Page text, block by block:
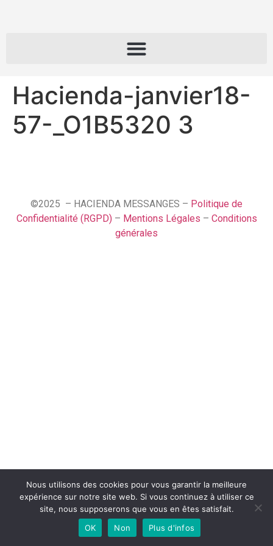
Hacienda-janvier18-
57-_O1B5320 3
©2025 – HACIENDA MESSANGES – Politique de
Confidentialité (RGPD)– Mentions Légales – Conditions
générales
Français
English (UK)
Español
Nous utilisons des cookies pour vous garantir la meilleure
expérience sur notre site web. Si vous continuez à utiliser ce
site, nous supposerons que vous en êtes satisfait.
OK
Non Plus d'infos